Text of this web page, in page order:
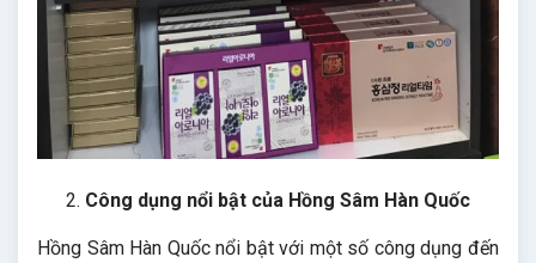
Công dụng nổi bật của Hồng Sâm Hàn Quốc
Hồng Sâm Hàn Quốc nổi bật với một số công dụng đến